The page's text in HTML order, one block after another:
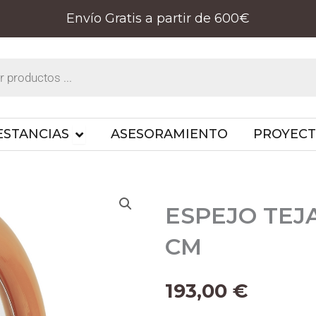
Envío Gratis a partir de 600€
OPEN ESTANCIAS
ASESORAMIENTO
ESPEJO
CM
193,00 €